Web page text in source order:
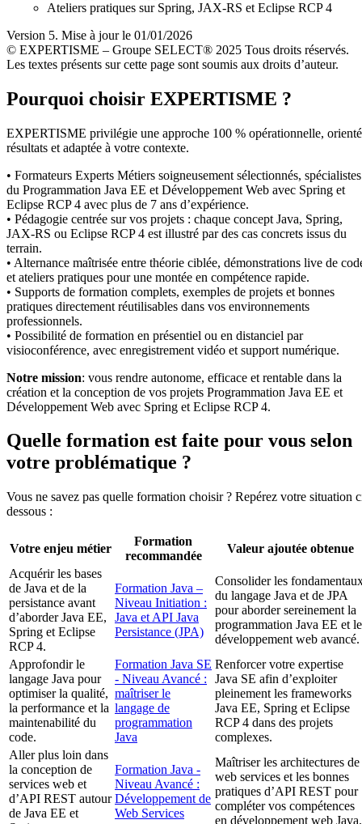
Ateliers pratiques sur Spring, JAX-RS et Eclipse RCP 4
Version 5. Mise à jour le 01/01/2026
© EXPERTISME – Groupe SELECT® 2025 Tous droits réservés.
Les textes présents sur cette page sont soumis aux droits d’auteur.
Pourquoi choisir EXPERTISME ?
EXPERTISME privilégie une approche 100 % opérationnelle,
résultats et adaptée à votre contexte.
• Formateurs Experts Métiers soigneusement sélectionnés, spécialistes
du Programmation Java EE et Développement Web avec Spring et
Eclipse RCP 4 avec plus de 7 ans d’expérience.
• Pédagogie centrée sur vos projets : chaque concept Java, Spring,
JAX-RS ou Eclipse RCP 4 est illustré par des cas concrets issus du
terrain.
• Alternance maîtrisée entre théorie ciblée, démonstrations live de
et ateliers pratiques pour une montée en compétence rapide.
• Supports de formation complets, exemples de projets et bonnes
pratiques directement réutilisables dans vos environnements
professionnels.
• Possibilité de formation en présentiel ou en distanciel par
visioconférence, avec enregistrement vidéo et support numérique.
Notre mission: vous rendre autonome, efficace et rentable dans la
création et la conception de vos projets Programmation Java EE et
Développement Web avec Spring et Eclipse RCP 4.
Quelle formation est faite pour vous selon
votre problématique ?
Vous ne savez pas quelle formation choisir ? Repérez votre situation
dessous :
Votre enjeu métier
Formation
recommandée
Valeur ajoutée obtenue
Acquérir les bases
de Java et de la
persistance avant
d’aborder Java EE,
Spring et Eclipse
RCP 4.
Formation Java –
Niveau Initiation :
Java et API Java
Persistance (JPA)
Consolider les
du langage Java et de JPA
pour aborder sereinement la
programmation Java EE et le
développement web avancé.
Approfondir le
langage Java pour
optimiser la qualité,
la performance et la
maintenabilité du
code.
Formation Java SE
- Niveau Avancé :
maîtriser le
langage de
programmation
Java
Renforcer votre expertise
Java SE afin d’exploiter
pleinement les frameworks
Java EE, Spring et Eclipse
RCP 4 dans des projets
complexes.
Aller plus loin dans
la conception de
services web et
d’API REST autour
de Java EE et
Formation Java -
Niveau Avancé :
Développement de
Web Services
Maîtriser les architectures de
web services et les bonnes
pratiques d’API REST pour
compléter vos compétences
en développement web Java.